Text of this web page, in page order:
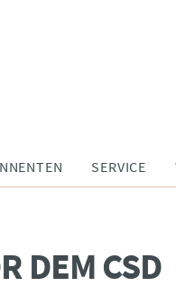
SERVICE
DEM CSD